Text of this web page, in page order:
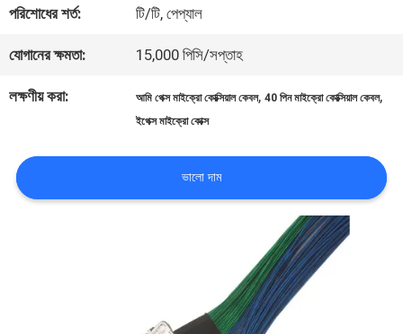
যোগাযোগ
খবর
মামলা
পরিশোধের শর্ত: টি/টি, পেপ্যাল
যোগানের ক্ষমতা: 15,000 পিসি/সপ্তাহ
লক্ষণীয় করা: আমি পেক্স মাইক্রো কোক্সিয়াল কেবল,40 পিন মাইক্রো কোক্সিয়াল কেবল,
ইপেক্স মাইক্রো কোক্স
ভালো দাম